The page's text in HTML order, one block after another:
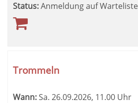
Status:Anmeldung auf Warteliste
Trommeln
Wann:Sa. 26.09.2026, 11.00 Uhr